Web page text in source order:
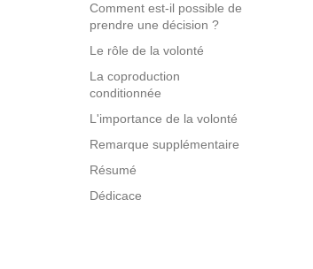
Comment est-il possible de
prendre une décision ?
Le rôle de la volonté
La coproduction
conditionnée
L'importance de la volonté
Remarque supplémentaire
Résumé
Dédicace